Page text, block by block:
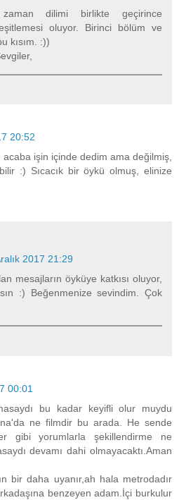
dilimi birlikte geçirince
oluyor. Birinci bölüm ve
kısım. :))
20:52
işin içinde dedim ama değilmiş,
:) Sıcacık bir öykü olmuş, elinize
2017 21:29
mesajların öyküye katkısı oluyor,
:) Beğenmenize sevindim. Çok
00:01
bu kadar keyifli olur muydu
ne filmdir bu arada. He sende
gibi yorumlarla şekillendirme ne
devamı dahi olmayacaktı.Aman
bir daha uyanır,ah hala metrodadır
benzeyen adam.İçi burkulur